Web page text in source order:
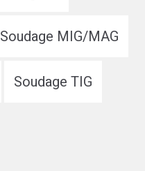
Soudage MIG/MAG
Soudage TIG